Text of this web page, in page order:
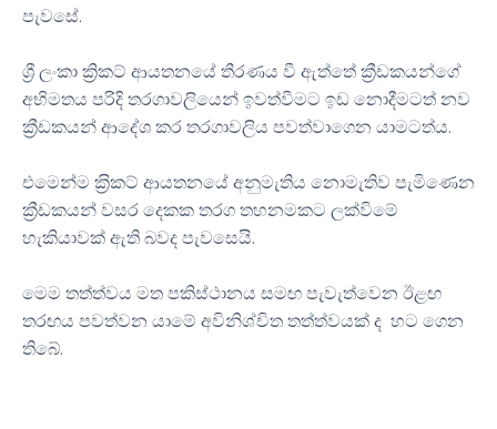
පැවසේ.
ශ්‍රී ලංකා ක්‍රිකට් ආයතනයේ තීරණය වී ඇත්තේ ක්‍රීඩකයන්ගේ
අභිමතය පරිදි තරගාවලියෙන් ඉවත්වීමට ඉඩ නොදීමටත් නව
ක්‍රීඩකයන් ආදේශ කර තරගාවලිය පවත්වාගෙන යාමටත්ය.
එමෙන්ම ‍ක‍්‍රිකට් ආයතනයේ අනුමැතිය නොමැතිව පැමිණෙන
ක්‍රීඩකයන් වසර දෙකක තරග තහනමකට ලක්විමේ
හැකියාවක් ඇති බවද පැවසෙයි.
මෙම තත්ත්වය මත පකිස්ථානය සමඟ පැවැත්වෙන ඊළඟ
තරඟය පවත්වන යාමේ අවිනිශ්චිත තත්ත්වයක් ද හට ගෙන
තිබේ.